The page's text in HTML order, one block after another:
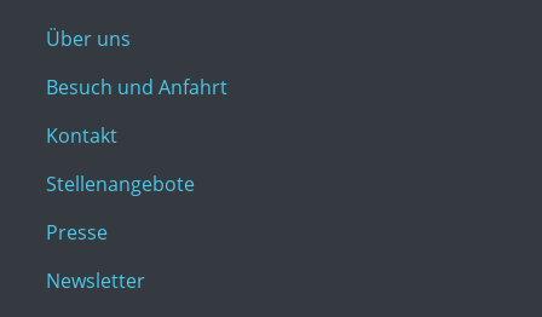
Über uns
Besuch und Anfahrt
Kontakt
Stellenangebote
Presse
Newsletter